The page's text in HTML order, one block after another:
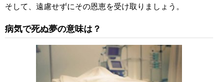
そして、遠慮せずにその恩恵を受け取りましょう。
病気で死ぬ夢の意味は？